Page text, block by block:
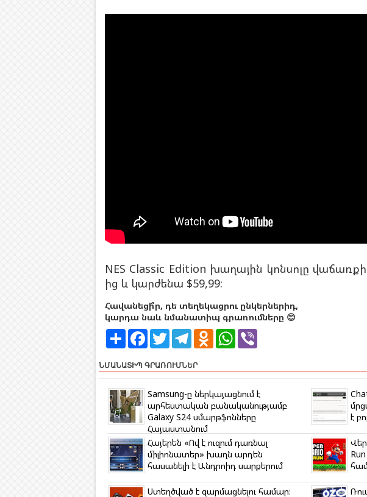
NES Classic Edition խաղային կոնսոլը
ից և կարժենա $59,99:
Հավանեցի՞ր, դե տեղեկացրու ընկերներիդ,
կարդա նաև նմանատիպ գրառումները 😊
S
r
e
F
e
b
o
k
T
w
t
t
r
T
e
g
a
m
O
k
a
s
s
n
i
k
i
W
s
p
p
r
ՆՄԱՆԱՏԻՊ ԳՐԱՌՈՒՄՆԵՐ
Samsung-ը ներկայացնում է
արհեստական բանականությամբ
Galaxy S24 սմարթֆոնները
Հայաստանում
է
Հայերեն «Ով է ուզում դառնալ
միլիոնատեր» խաղն արդեն
հասանելի է Անդրոիդ սարքերում
Ստեղծված է զարմացնելու համար։